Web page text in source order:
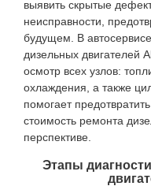
выявить скрытые
неисправности,
будущем. В
дизельных двигателей
осмотр всех узлов:
охлаждения, а также
помогает
стоимость ремонта
перспективе.
Этапы